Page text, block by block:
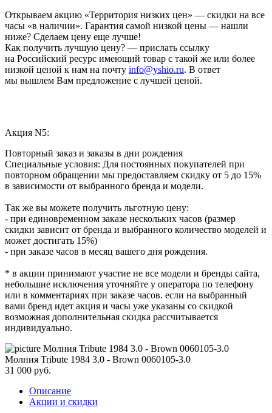
Открываем акцию «Территория низких цен» — скидки на все
часы «в наличии». Гарантия самой низкой цены — нашли
ниже? Сделаем цену еще лучше!
Как получить лучшую цену? — прислать ссылку
на Российский ресурс имеющий товар с такой же или более
низкой ценой к нам на почту info@yshio.ru. В ответ
мы вышлем Вам предложение с лучшей ценой.
Акция N5:
Повторный заказ и заказы в дни рождения
Специальные условия: Для постоянных покупателей при
повторном обращении мы предоставляем скидку от 5 до 15%
в зависимости от выбранного бренда и модели.
Так же вы можете получить льготную цену:
- при единовременном заказе нескольких часов (размер
скидки зависит от бренда и выбранного количество моделей и
может достигать 15%)
- при заказе часов в месяц вашего дня рождения.
* в акции принимают участие не все модели и бренды сайта,
небольшие исключения уточняйте у оператора по телефону
или в комментариях при заказе часов. если на выбранный
вами бренд идет акция и часы уже указаны со скидкой
возможная дополнительная скидка рассчитывается
индивидуально.
Молния Tribute 1984 3.0 - Brown 0060105-3.0
31 000 руб.
Описание
Акции и скидки